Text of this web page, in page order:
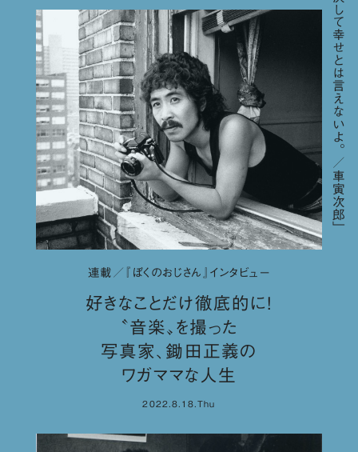
連載／『ぼくのおじさん』インタビュー
好きなことだけ徹底的に！
〝音楽〟を撮った
写真家、鋤田正義の
ワガママな人生
2022.8.18.Thu